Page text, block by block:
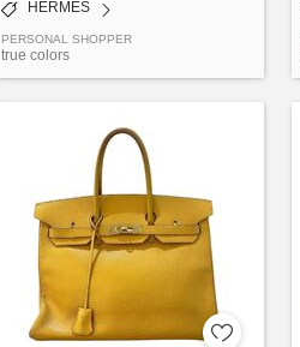
HERMES
PERSONAL SHOPPER
true colors